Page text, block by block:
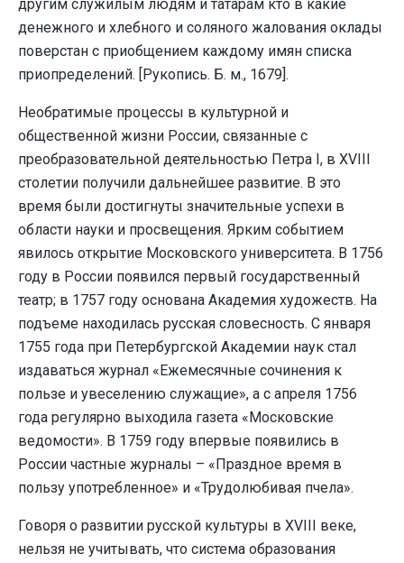
другим служилым людям и татарам кто в какие
денежного и хлебного и соляного жалования оклады
поверстан с приобщением каждому имян списка
приопределений. [Рукопись. Б. м., 1679].
Необратимые процессы в культурной и
общественной жизни России, связанные с
преобразовательной деятельностью Петра I, в XVIII
столетии получили дальнейшее развитие. В это
время были достигнуты значительные успехи в
области науки и просвещения. Ярким событием
явилось открытие Московского университета. В 1756
году в России появился первый государственный
театр; в 1757 году основана Академия художеств. На
подъеме находилась русская словесность. С января
1755 года при Петербургской Академии наук стал
издаваться журнал «Ежемесячные сочинения к
пользе и увеселению служащие», а с апреля 1756
года регулярно выходила газета «Московские
ведомости». В 1759 году впервые появились в
России частные журналы – «Праздное время в
пользу употребленное» и «Трудолюбивая пчела».
Говоря о развитии русской культуры в XVIII веке,
нельзя не учитывать, что система образования